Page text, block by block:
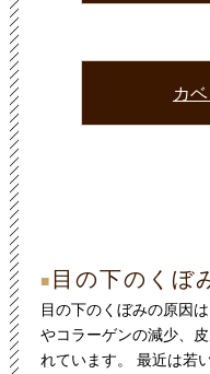
カ
■ 目の下のくぼ
目の下のくぼみの原因
やコラーゲンの減少、
れています。 最近は若